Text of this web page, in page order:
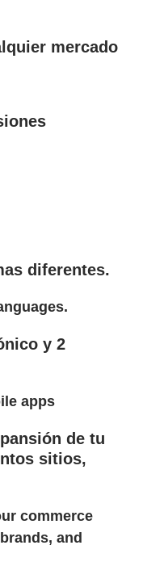
mercado
diferentes.
y 2
apps
de tu
sitios,
commerce
and